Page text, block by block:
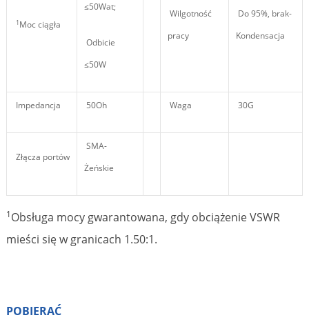
1 Moc ciągła
≤50Wat;
Odbicie
≤50W
Wilgotność
pracy
Do 95%, brak-
Kondensacja
Impedancja 50Oh Waga 30G
Złącza portów
SMA-
Żeńskie
1Obsługa mocy gwarantowana, gdy obciążenie VSWR
mieści się w granicach 1.50:1.
POBIERAĆ